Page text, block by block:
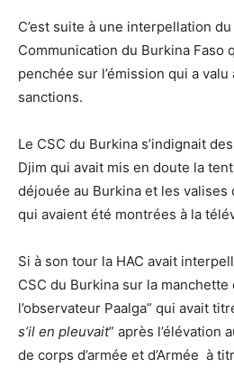
C’est suite à une interpellation
Communication du Burkina Faso
penchée sur l’émission qui a valu
sanctions.
Le CSC du Burkina s’indignait
Djim qui avait mis en doute la
déjouée au Burkina et les valises
qui avaient été montrées à la
Si à son tour la HAC avait
CSC du Burkina sur la manchette
l’observateur Paalga” qui avait
s’il en pleuvait” après l’élévation
de corps d’armée et d’Armée à